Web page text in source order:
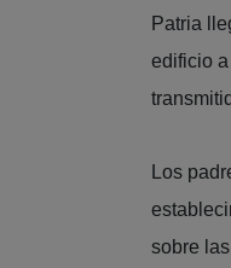
Patria
edificio
Los
sobre